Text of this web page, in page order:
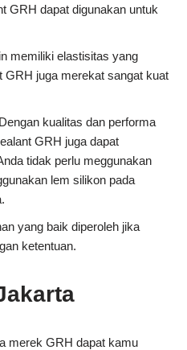
GRH dapat digunakan untuk
memiliki elastisitas yang
GRH juga merekat sangat kuat
Dengan kualitas dan performa
GRH juga dapat
tidak perlu meggunakan
lem silikon pada
yang baik diperoleh jika
ketentuan.
merek GRH dapat kamu